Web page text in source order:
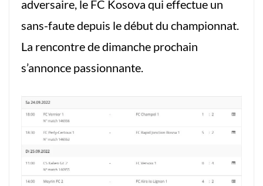
adversaire, le FC Kosova qui effectue un
sans-faute depuis le début du championnat.
La rencontre de dimanche prochain
s’annonce passionnante.